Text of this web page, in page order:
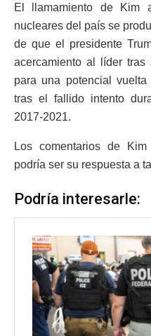
El llamamiento de Kim
nucleares del país se
de que el presidente
acercamiento al líder
para una potencial
tras el fallido intento
2017-2021.
Los comentarios de
podría ser su respuesta a
Podría interesarle: